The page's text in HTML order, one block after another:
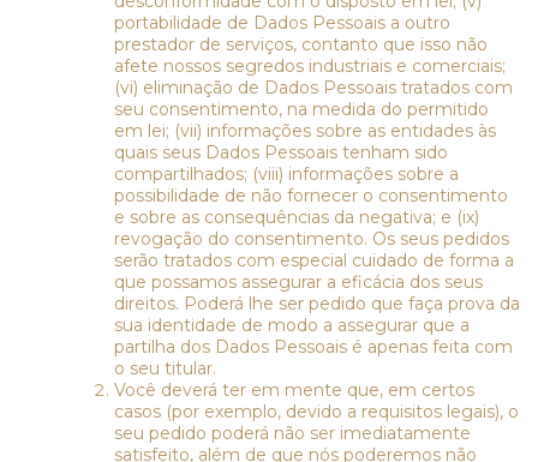
portabilidade de Dados Pessoais a outro
prestador de serviços, contanto que isso não
afete nossos segredos industriais e comerciais;
(vi) eliminação de Dados Pessoais tratados com
seu consentimento, na medida do permitido
em lei; (vii) informações sobre as entidades às
quais seus Dados Pessoais tenham sido
compartilhados; (viii) informações sobre a
possibilidade de não fornecer o consentimento
e sobre as consequências da negativa; e (ix)
revogação do consentimento. Os seus pedidos
serão tratados com especial cuidado de forma a
que possamos assegurar a eficácia dos seus
direitos. Poderá lhe ser pedido que faça prova da
sua identidade de modo a assegurar que a
partilha dos Dados Pessoais é apenas feita com
o seu titular.
Você deverá ter em mente que, em certos
casos (por exemplo, devido a requisitos legais), o
seu pedido poderá não ser imediatamente
satisfeito, além de que nós poderemos não